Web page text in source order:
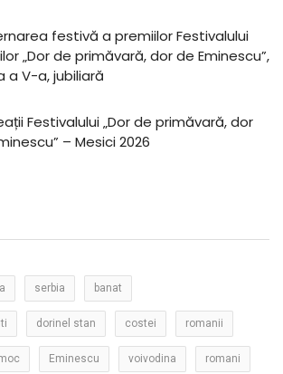
festivă a premiilor Festivalului
„Dor de primăvară, dor de Eminescu”,
a V-a, jubiliară
Festivalului „Dor de primăvară, dor
– Mesici 2026
serbia banat
dorinel stan costei romanii
Eminescu voivodina romani